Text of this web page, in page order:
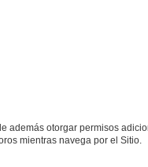
además otorgar permisos
mientras navega por el Sitio.